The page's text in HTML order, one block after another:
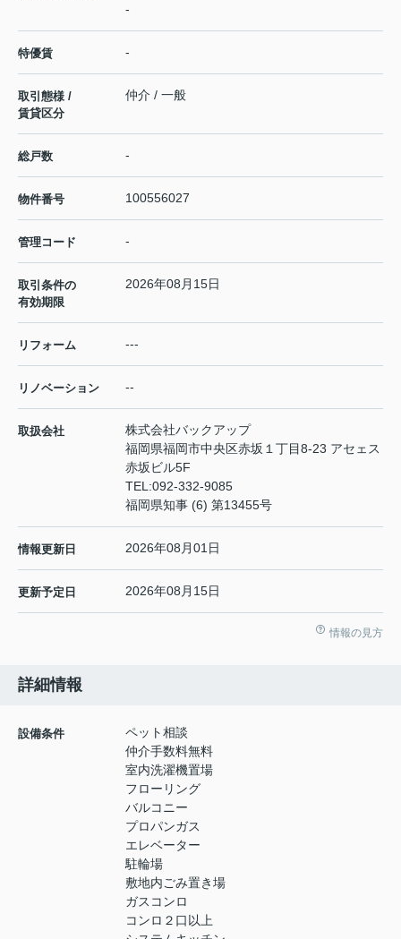
-
特優賃 -
取引態様 /
賃貸区分
仲介 / 一般
総戸数 -
物件番号 100556027
管理コード -
取引条件の
有効期限
2026年08月15日
リフォーム ---
リノベーション --
取扱会社
株式会社バックアップ
福岡県福岡市中央区赤坂１丁目8-23 アセェス
赤坂ビル5F
TEL:092-332-9085
福岡県知事 (6) 第13455号
情報更新日 2026年08月01日
更新予定日 2026年08月15日
情報の見方
詳細情報
設備条件
ペット相談
仲介手数料無料
室内洗濯機置場
フローリング
バルコニー
プロパンガス
エレベーター
駐輪場
敷地内ごみ置き場
ガスコンロ
コンロ２口以上